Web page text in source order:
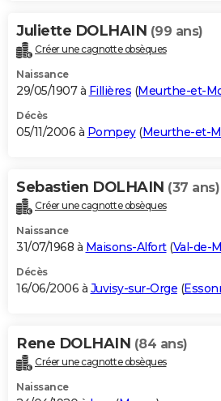
Juliette DOLHAIN (99 ans)
Créer une cagnotte obsèques
Naissance
29/05/1907 à Fillières (Meurthe-et-
Décès
05/11/2006 à Pompey(Meurthe-et-
Sebastien DOLHAIN (37 ans)
Créer une cagnotte obsèques
Naissance
31/07/1968 à Maisons-Alfort(Val-de-
Décès
16/06/2006 à Juvisy-sur-Orge (
Rene DOLHAIN (84 ans)
Créer une cagnotte obsèques
Naissance